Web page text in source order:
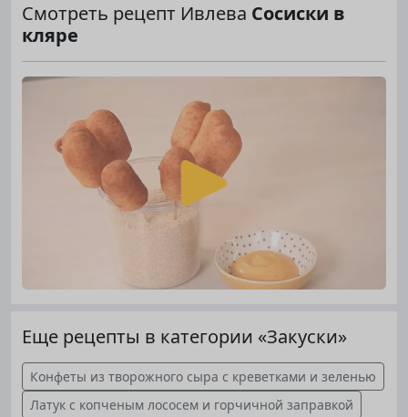
Смотреть рецепт Ивлева Сосиски в
кляре
Еще рецепты в категории «Закуски»
Конфеты из творожного сыра с креветками и зеленью
Латук с копченым лососем и горчичной заправкой